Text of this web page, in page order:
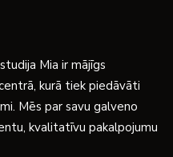
Mia ir mājīgs
kurā tiek piedāvāti
Mēs par savu galveno
kvalitatīvu pakalpojumu